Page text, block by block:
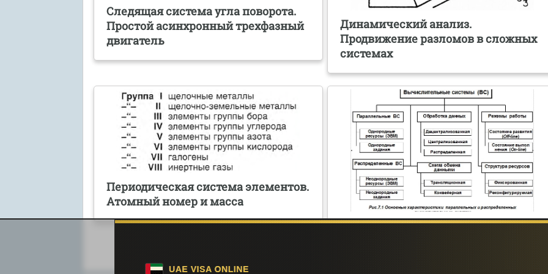
Следящая система угла поворота.
Простой асинхронный трехфазный
двигатель
Динамический анализ.
Продвижение разломов в сложных
системах
Периодическая система элементов.
Атомный номер и масса
Способы обработки информации в